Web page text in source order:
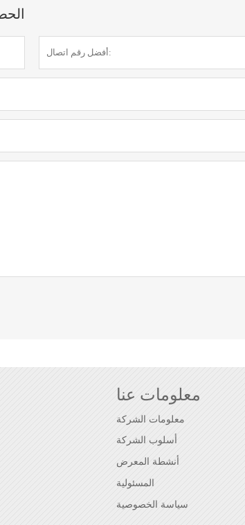
معلومات عنا
معلومات الشركة
أسلوب الشركة
أنشطة المعرض
المسئولية
سياسة الخصوصية